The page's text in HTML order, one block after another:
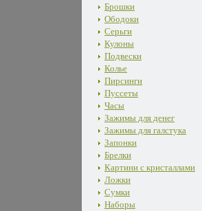
Брошки
Ободоки
Серьги
Кулоны
Подвески
Колье
Пирсинги
Пуссеты
Часы
Зажимы для денег
Зажимы для галстука
Запонки
Брелки
Картини с кристаллами
Ложки
Сумки
Наборы